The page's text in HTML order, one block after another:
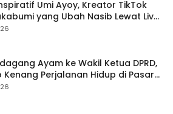
Umi Ayoy, Kreator TikTok
yang Ubah Nasib Lewat Live
Ayam ke Wakil Ketua DPRD,
Kenang Perjalanan Hidup di Pasar